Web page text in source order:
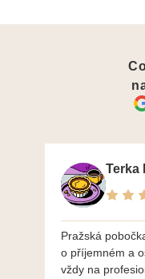
Terka
Pražská
o příjemném a
vždy na